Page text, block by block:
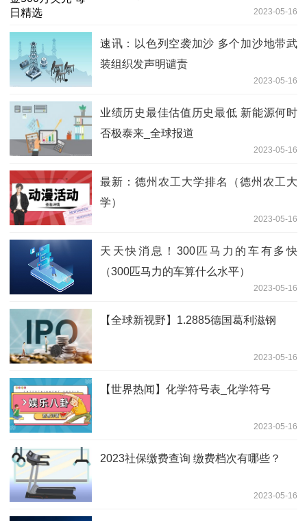
2023-05-16
速讯：以色列空袭加沙 多个加沙地带武
装组织发声明谴责
2023-05-16
业绩历史最佳估值历史最低 新能源何时
否极泰来_全球报道
2023-05-16
最新：德州农工大学排名（德州农工大
学）
2023-05-16
天天快消息！300匹马力的车有多快
（300匹马力的车算什么水平）
2023-05-16
【全球新视野】1.2885德国葛利滋钢
2023-05-16
【世界热闻】化学符号表_化学符号
2023-05-16
2023社保缴费查询 缴费档次有哪些？
2023-05-16